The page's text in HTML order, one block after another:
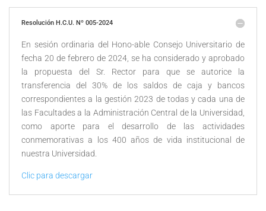
Resolución H.C.U. Nº 005-2024
En sesión ordinaria del Hono-able Consejo Universitario de
fecha 20 de febrero de 2024, se ha considerado y aprobado
la propuesta del Sr. Rector para que se autorice la
transferencia del 30% de los saldos de caja y bancos
correspondientes a la gestión 2023 de todas y cada una de
las Facultades a la Administración Central de la Universidad,
como aporte para el desarrollo de las actividades
conmemorativas a los 400 años de vida institucional de
nuestra Universidad.
Clic para descargar